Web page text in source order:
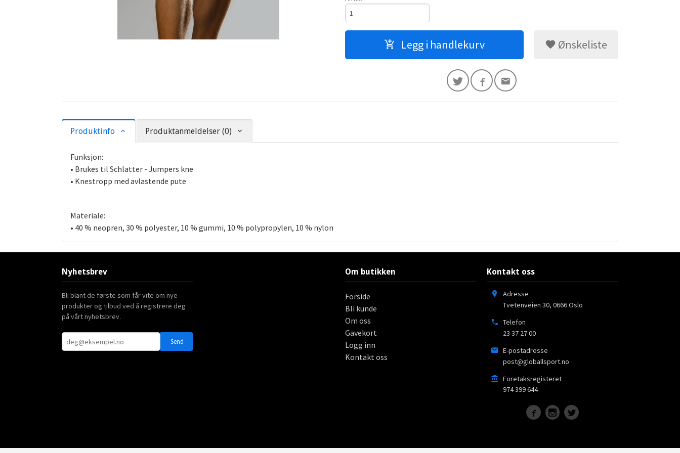
Legg i handlekurv Ønskeliste
Produktinfo Produktanmeldelser (0)
Funksjon:
• Brukes til Schlatter - Jumpers kne
• Knestropp med avlastende pute
Materiale:
• 40 % neopren, 30 % polyester, 10 % gummi, 10 % polypropylen, 10 % nylon
Nyhetsbrev
Bli blant de første som får vite om nye
produkter og tilbud ved å registrere deg
på vårt nyhetsbrev.
Om butikken
Forside
Bli kunde
Om oss
Gavekort
Logg inn
Kontakt oss
Kontakt oss
Adresse
Tvetenveien 30, 0666Oslo
Telefon
23 37 27 00
E-postadresse
post@globallsport.no
Foretaksregisteret
974 399 644